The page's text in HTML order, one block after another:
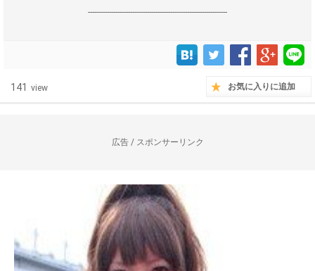
------------------------------------------------------------------
141 view お気に入りに追加
広告 / スポンサーリンク